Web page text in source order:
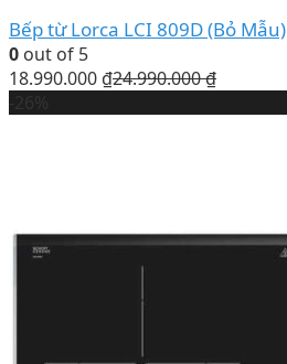
Bếp từ Lorca LCI 809D (Bỏ Mẫu)
0 out of 5
18.990.000 ₫24.990.000₫